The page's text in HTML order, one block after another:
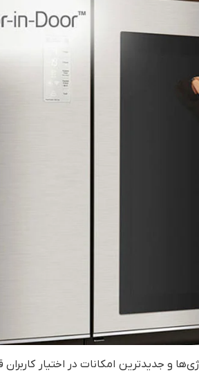
و جدیدترین امکانات در اختیار کاربران